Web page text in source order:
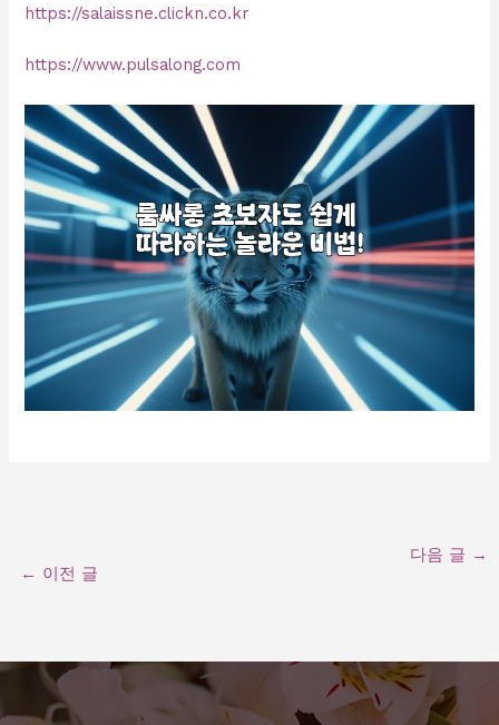
https://salaissne.clickn.co.kr
https://www.pulsalong.com
← 이전 글
다음 글 →